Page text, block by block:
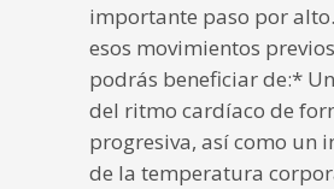
importante paso por alto.
esos movimientos
podrás beneficiar de:*
del ritmo cardíaco de
progresiva, así como un
de la temperatura